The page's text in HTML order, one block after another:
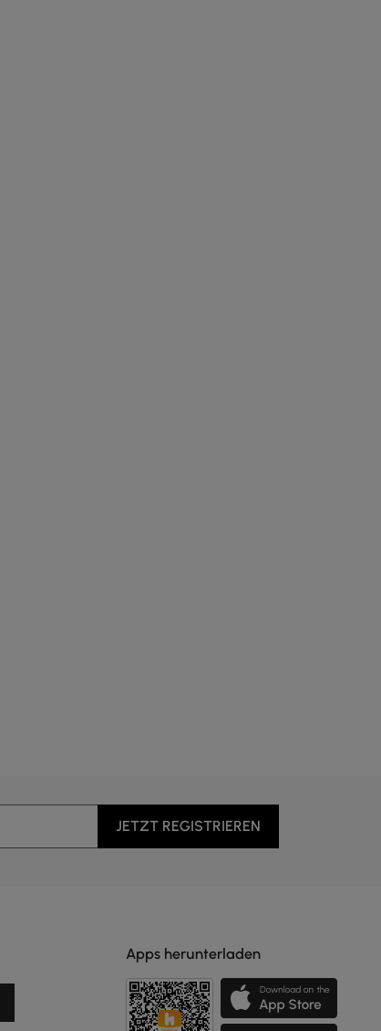
JETZT REGISTRIEREN
Apps herunterladen